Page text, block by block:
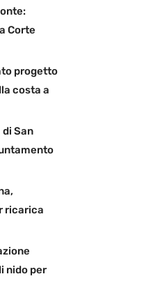
Corte
progetto
costa a
San
ricarica
nido per